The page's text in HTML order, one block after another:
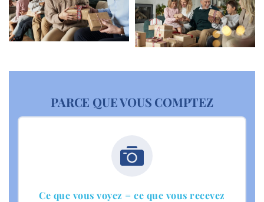
PARCE QUE VOUS COMPTEZ
Ce que vous voyez = ce que vous recevez